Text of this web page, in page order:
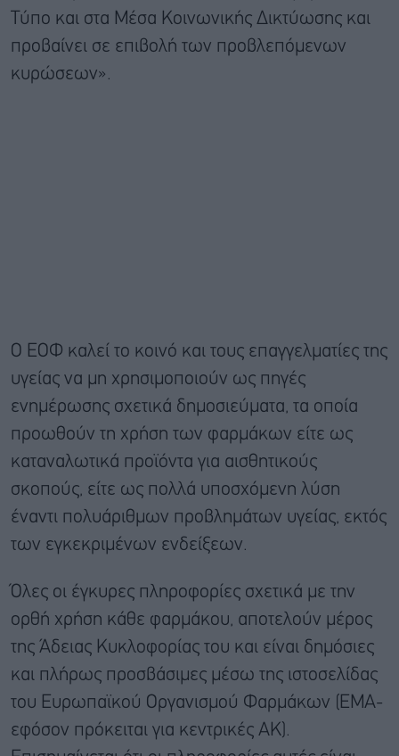
Τύπο και στα Μέσα Κοινωνικής Δικτύωσης και
προβαίνει σε επιβολή των προβλεπόμενων
κυρώσεων».
Ο ΕΟΦ καλεί το κοινό και τους επαγγελματίες της
υγείας να μη χρησιμοποιούν ως πηγές
ενημέρωσης σχετικά δημοσιεύματα, τα οποία
προωθούν τη χρήση των φαρμάκων είτε ως
καταναλωτικά προϊόντα για αισθητικούς
σκοπούς, είτε ως πολλά υποσχόμενη λύση
έναντι πολυάριθμων προβλημάτων υγείας, εκτός
των εγκεκριμένων ενδείξεων.
Όλες οι έγκυρες πληροφορίες σχετικά με την
ορθή χρήση κάθε φαρμάκου, αποτελούν μέρος
της Άδειας Κυκλοφορίας του και είναι δημόσιες
και πλήρως προσβάσιμες μέσω της ιστοσελίδας
του Ευρωπαϊκού Οργανισμού Φαρμάκων (ΕΜΑ-
εφόσον πρόκειται για κεντρικές ΑΚ).